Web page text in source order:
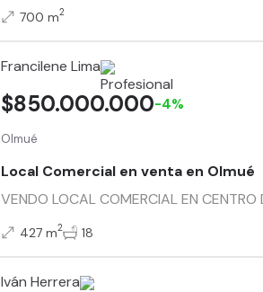
700 m2
Francilene Lima
Olmué
Local Comercial en venta en Olmué
VENDO LOCAL COMERCIAL EN
$850.000.000-4%
427 m2 18
Iván Herrera